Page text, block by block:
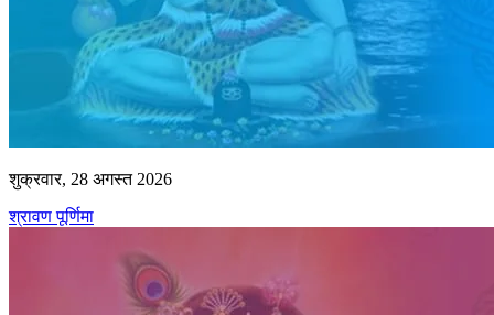
शुक्रवार, 28 अगस्त 2026
श्रावण पूर्णिमा